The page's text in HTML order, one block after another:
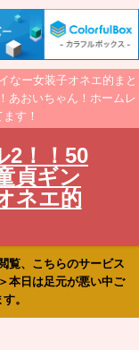
なー女装子オネエ的まと
あおいちゃん！ホームレ
す！
2！！50
貞ギン
ネエ的
覧、こちらのサービス
本日は足元が悪い中ご
。